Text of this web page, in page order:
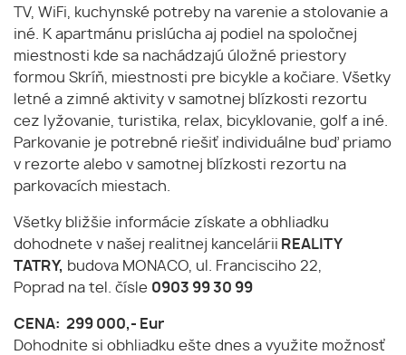
TV, WiFi, kuchynské potreby na varenie a stolovanie a
iné. K apartmánu prislúcha aj podiel na spoločnej
miestnosti kde sa nachádzajú úložné priestory
formou Skríň, miestnosti pre bicykle a kočiare. Všetky
letné a zimné aktivity v samotnej blízkosti rezortu
cez lyžovanie, turistika, relax, bicyklovanie, golf a iné.
Parkovanie je potrebné riešiť individuálne buď priamo
v rezorte alebo v samotnej blízkosti rezortu na
parkovacích miestach.
Všetky bližšie informácie získate a obhliadku
dohodnete v našej realitnej kancelárii REALITY
TATRY, budova MONACO, ul. Francisciho 22,
Poprad na tel. čísle 0903 99 30 99
CENA: 299 000,- Eur
Dohodnite si obhliadku ešte dnes a využite možnosť